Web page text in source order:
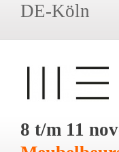
DE-Köln
8 t/m 11